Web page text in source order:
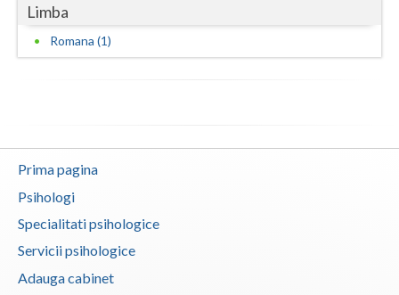
Limba
Romana (1)
Prima pagina
Psihologi
Specialitati psihologice
Servicii psihologice
Adauga cabinet